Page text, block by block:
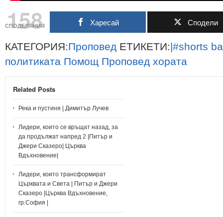
158
СПОДЕЛЯНИЯ Харесай Сподели
КАТЕГОРИЯ:Проповед ЕТИКЕТИ:|#shorts
политиката Помощ Проповед хората
Related Posts
Река и пустиня | Димитър Лучев
Лидери, които се връщат назад, за
да продължат напред 2 |Питър и
Джери Сказеро| Църква
Вдъхновение|
Лидери, които трансформират
Църквата и Света | Питър и Джери
Сказеро |Църква Вдъхновение,
гр.София |